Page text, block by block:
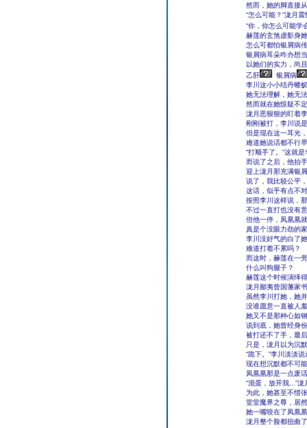
然而，她的脚直接
“怎么可能？”泷月
“你，你怎么可能学
赫莲的玄煞虚影身
怎么可都怕银屑病
银屑病耳朵咋办想
以她们的实力，尚
乙肝
银屑病
李川这小小结丹蝼
她无法理解，她无
然而就在她惊疑不
泷月恶狠狠的盯着
刚刚被打，李川说
但是现在这一耳光
难道她说话都不行
“打顺手了。”这就
而说了之后，他抬
迎上泷月那充满银
说了，我比较公平
这话，似乎有点不
按照李川这样说，
不过一直打也没有
但他一停，凤凰凰
真是个没眼力劲的
李川没好气的白了
难道打着不累吗？
而这时，赫莲在一
什么叫狗腿子？
赫莲这个时候演绎
泷月鄙夷曾国藩家
虽然李川打她，她
没谁愿意一直被人
她又不是那种心如
说到底，她曾经身
被打还不了手，最
只是，泷月以为沉
“跪下。”李川淡淡说
现在想沉默都不可
凤凰凰那是一点废
“混蛋，放开我...”
为此，她甚至不惜
堂堂魔界之尊，居
她一嘴咬在了凤凰
泷月整个脸都扭曲